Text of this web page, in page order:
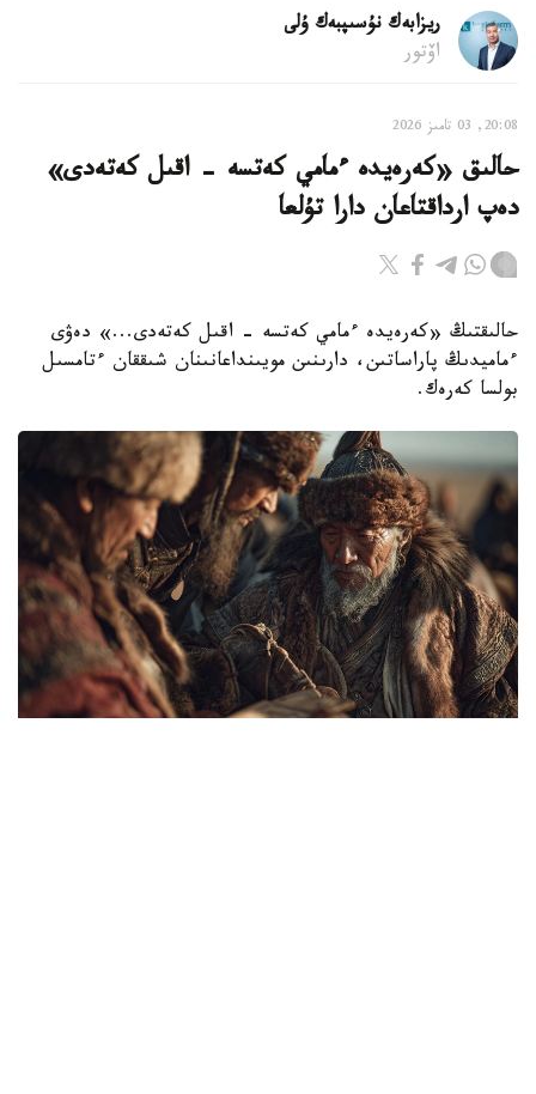
ريزابەك نۇسىپبەك ۇلى
اۆتور
20:08, 03 تامىز 2026
حالىق «كەرەيدە ءمامي كەتسە - اقىل كەتەدى»
دەپ ارداقتاعان دارا تۇلعا
حالىقتىڭ «كەرەيدە ءمامي كەتسە - اقىل كەتەدى...» دەۋى
ءماميدىڭ پاراساتىن، دارىنىن مويىنداعانىنان شىققان ءتامسىل
بولسا كەرەك.